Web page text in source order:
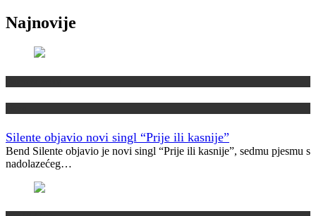
Najnovije
Silente objavio novi singl “Prije ili kasnije”
Bend Silente objavio je novi singl “Prije ili kasnije”, sedmu pjesmu s
nadolazećeg…